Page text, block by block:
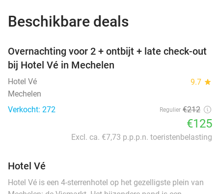
Beschikbare deals
Overnachting voor 2 + ontbijt + late check-out
bij Hotel Vé in Mechelen
Hotel Vé 9.7 star
Mechelen
Verkocht: 272
Regulier €212
€125
Excl. ca. €7,73 p.p.p.n. toeristenbelasting
Hotel Vé
Hotel Vé is een 4-sterrenhotel op het gezelligste plein van